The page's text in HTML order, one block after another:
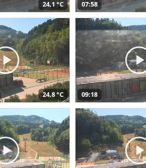
24,1 °C 07:58
24,8 °C 09:18